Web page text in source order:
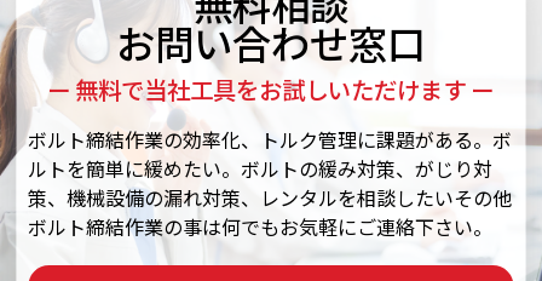
お問い合わせ窓口
ー 無料で当社工具をお試しいただけます ー
ボルト締結作業の効率化、トルク管理に課題がある。ボ
ルトを簡単に緩めたい。ボルトの緩み対策、がじり対
策、機械設備の漏れ対策、レンタルを相談したいその他
ボルト締結作業の事は何でもお気軽にご連絡下さい。